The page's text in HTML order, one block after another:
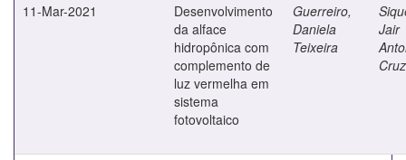
11-Mar-2021
Desenvolvimento
da alface
hidropônica com
complemento de
luz vermelha em
sistema
fotovoltaico
Guerreiro,
Daniela
Teixeira
Jair
Cruz